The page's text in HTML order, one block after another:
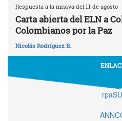
Respuesta a la misiva del 11 de agosto
Carta abierta del ELN a
Colombianos por la Paz
Nicolás Rodríguez B.